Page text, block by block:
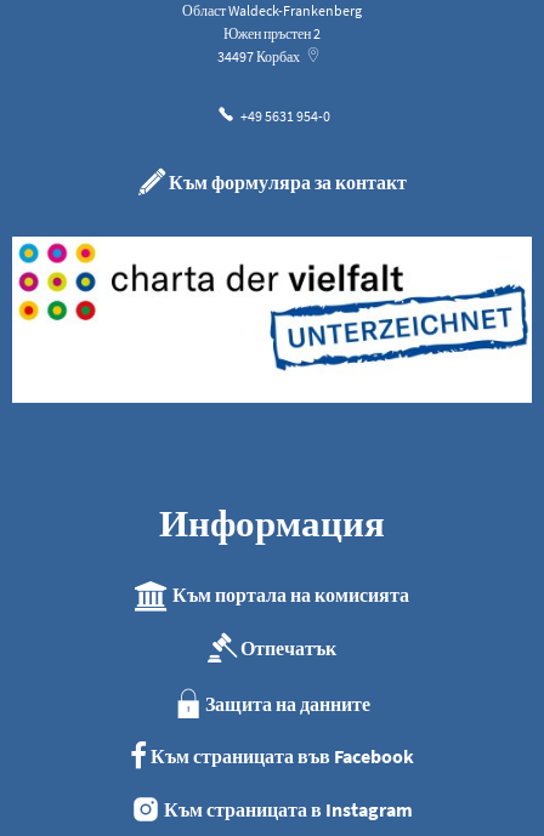
Област Waldeck-Frankenberg
Южен пръстен 2
34497Корбах
+49 5631 954-0
Към формуляра за контакт
Информация
Към портала на комисията
Отпечатък
Защита на данните
Към страницата във Facebook
Към страницата в Instagram